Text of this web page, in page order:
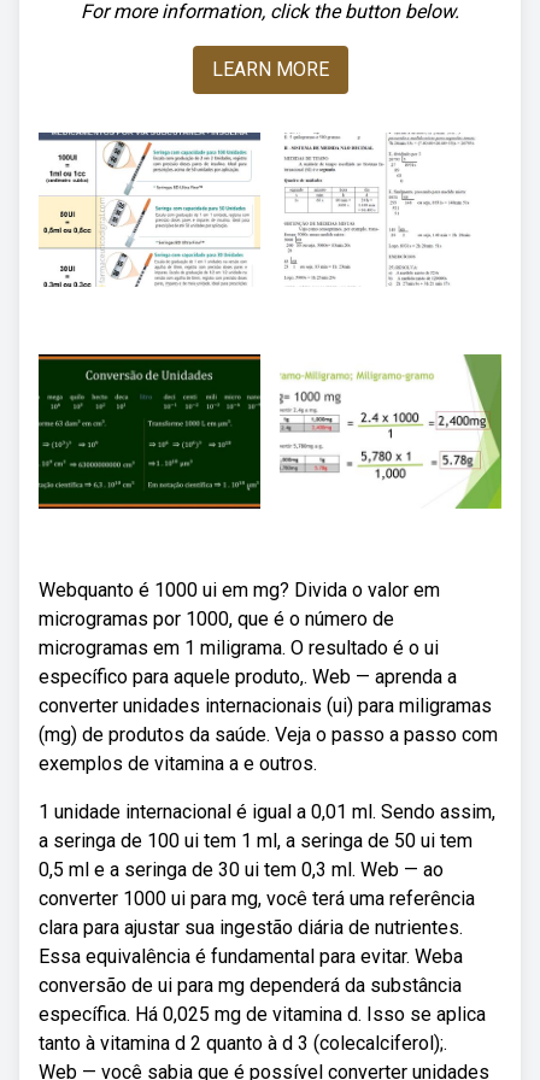
For more information, click the button below.
LEARN MORE
Webquanto é 1000 ui em mg? Divida o valor em
microgramas por 1000, que é o número de
microgramas em 1 miligrama. O resultado é o ui
específico para aquele produto,. Web — aprenda a
converter unidades internacionais (ui) para miligramas
(mg) de produtos da saúde. Veja o passo a passo com
exemplos de vitamina a e outros.
1 unidade internacional é igual a 0,01 ml. Sendo assim,
a seringa de 100 ui tem 1 ml, a seringa de 50 ui tem
0,5 ml e a seringa de 30 ui tem 0,3 ml. Web — ao
converter 1000 ui para mg, você terá uma referência
clara para ajustar sua ingestão diária de nutrientes.
Essa equivalência é fundamental para evitar. Weba
conversão de ui para mg dependerá da substância
específica. Há 0,025 mg de vitamina d. Isso se aplica
tanto à vitamina d 2 quanto à d 3 (colecalciferol);.
Web — você sabia que é possível converter unidades